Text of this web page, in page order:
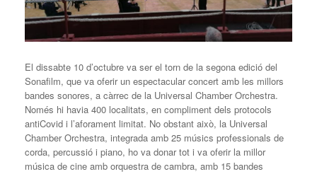
El dissabte 10 d’octubre va ser el torn de la segona edició del
Sonafilm, que va oferir un espectacular concert amb les millors
bandes sonores, a càrrec de la Universal Chamber Orchestra.
Només hi havia 400 localitats, en compliment dels protocols
antiCovid i l’aforament limitat. No obstant això, la Universal
Chamber Orchestra, integrada amb 25 músics professionals de
corda, percussió i piano, ho va donar tot i va oferir la millor
música de cine amb orquestra de cambra, amb 15 bandes